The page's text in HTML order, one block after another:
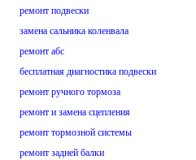
ремонт подвески
замена сальника коленвала
ремонт абс
бесплатная диагностика подвески
ремонт ручного тормоза
ремонт и замена сцепления
ремонт тормозной системы
ремонт задней балки